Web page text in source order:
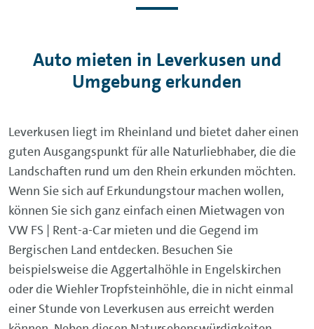
Auto mieten in Leverkusen und
Umgebung erkunden
Leverkusen liegt im Rheinland und bietet daher einen
guten Ausgangspunkt für alle Naturliebhaber, die die
Landschaften rund um den Rhein erkunden möchten.
Wenn Sie sich auf Erkundungstour machen wollen,
können Sie sich ganz einfach einen Mietwagen von
VW FS | Rent-a-Car mieten und die Gegend im
Bergischen Land entdecken. Besuchen Sie
beispielsweise die Aggertalhöhle in Engelskirchen
oder die Wiehler Tropfsteinhöhle, die in nicht einmal
einer Stunde von Leverkusen aus erreicht werden